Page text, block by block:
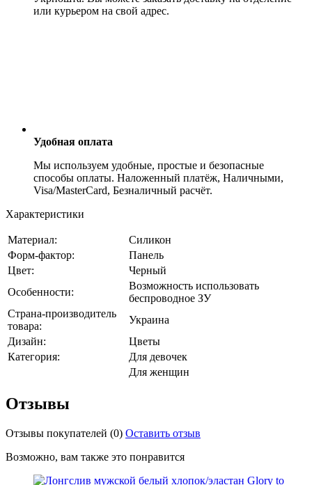
или курьером на свой адрес.
Удобная оплата
Мы используем удобные, простые и безопасные
способы оплаты. Наложенный платёж, Наличными,
Visa/MasterCard, Безналичный расчёт.
Характеристики
Материал:
Силикон
Форм-фактор:
Панель
Цвет:
Черный
Особенности:
Возможность использовать
беспроводное ЗУ
Страна-производитель
товара:
Украина
Дизайн:
Цветы
Категория:
Для девочек
Для женщин
Отзывы
Отзывы покупателей (0) Оставить отзыв
Возможно, вам также это понравится